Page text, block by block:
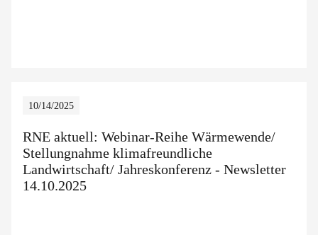
10/14/2025
RNE aktuell: Webinar-Reihe Wärmewende/
Stellungnahme klimafreundliche
Landwirtschaft/ Jahreskonferenz - Newsletter
14.10.2025